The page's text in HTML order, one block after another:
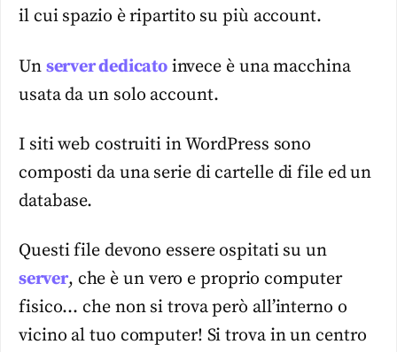
il cui spazio è ripartito su più account.
Un server dedicatoinvece è una macchina
usata da un solo account.
I siti web costruiti in WordPress sono
composti da una serie di cartelle di file ed un
database.
Questi file devono essere ospitati su un
server, che è un vero e proprio computer
fisico… che non si trova però all’interno o
vicino al tuo computer! Si trova in un centro